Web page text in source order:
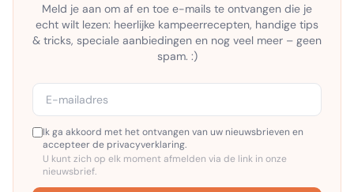
Meld je aan om af en toe e-mails te ontvangen die je
echt wilt lezen: heerlijke kampeerrecepten, handige tips
& tricks, speciale aanbiedingen en nog veel meer – geen
spam. :)
Ik ga akkoord met het ontvangen van uw nieuwsbrieven en
accepteer de privacyverklaring.
U kunt zich op elk moment afmelden via de link in onze
nieuwsbrief.